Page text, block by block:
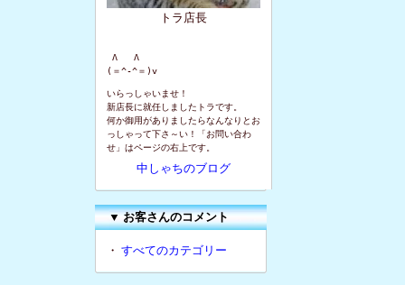
トラ店長
Λ   Λ
(＝^-^＝)v
いらっしゃいませ！
新店長に就任しましたトラです。
何か御用がありましたらなんなりとお
っしゃって下さ～い！「お問い合わ
せ」はページの右上です。
中しゃちのブログ
▼お客さんのコメント
・ すべてのカテゴリー